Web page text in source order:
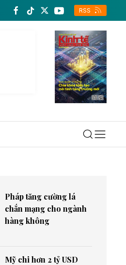
Trang thông tin kinh tế của
RSS
Pháp tăng cường lá
chắn mạng cho ngành
hàng không
Mỹ chi hơn 2 tỷ USD